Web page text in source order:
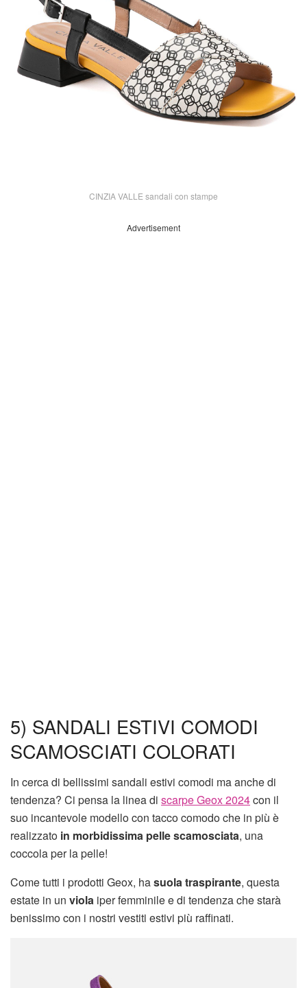
CINZIA VALLE sandali con stampe
Advertisement
5) SANDALI ESTIVI COMODI
SCAMOSCIATI COLORATI
In cerca di bellissimi sandali estivi comodi ma anche di
tendenza? Ci pensa la linea di scarpe Geox 2024con il
suo incantevole modello con tacco comodo che in più è
realizzato in morbidissima pelle scamosciata, una
coccola per la pelle!
Come tutti i prodotti Geox, hasuola traspirante, questa
estate in un viola iper femminile e di tendenza che starà
benissimo con i nostri vestiti estivi più raffinati.